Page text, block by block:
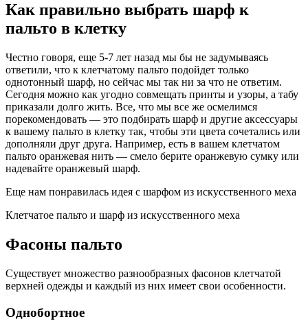
Как правильно выбрать шарф к
пальто в клетку
Честно говоря, еще 5-7 лет назад мы бы не задумываясь
ответили, что к клетчатому пальто подойдет только
однотонный шарф, но сейчас мы так ни за что не ответим.
Сегодня можно как угодно совмещать принты и узоры, а табу
приказали долго жить. Все, что мы все же осмелимся
порекомендовать — это подбирать шарф и другие аксессуары
к вашему пальто в клетку так, чтобы эти цвета сочетались или
дополняли друг друга. Например, есть в вашем клетчатом
пальто оранжевая нить — смело берите оранжевую сумку или
надевайте оранжевый шарф.
Еще нам понравилась идея с шарфом из искусственного меха
Клетчатое пальто и шарф из искусственного меха
Фасоны пальто
Существует множество разнообразных фасонов клетчатой
верхней одежды и каждый из них имеет свои особенности.
Однобортное